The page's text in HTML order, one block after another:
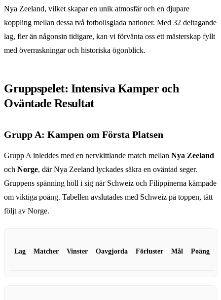
Nya Zeeland, vilket skapar en unik atmosfär och en djupare
koppling mellan dessa två fotbollsglada nationer. Med 32 deltagande
lag, fler än någonsin tidigare, kan vi förvänta oss ett mästerskap fyllt
med överraskningar och historiska ögonblick.
Gruppspelet: Intensiva Kamper och
Oväntade Resultat
Grupp A: Kampen om Första Platsen
Grupp A inleddes med en nervkittlande match mellan Nya Zeeland
och Norge, där Nya Zeeland lyckades säkra en oväntad seger.
Gruppens spänning höll i sig när Schweiz och Filippinerna kämpade
om viktiga poäng. Tabellen avslutades med Schweiz på toppen, tätt
följt av Norge.
Lag Matcher Vinster Oavgjorda Förluster Mål Poäng